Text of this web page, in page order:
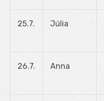
25.7. Júlia
26.7. Anna